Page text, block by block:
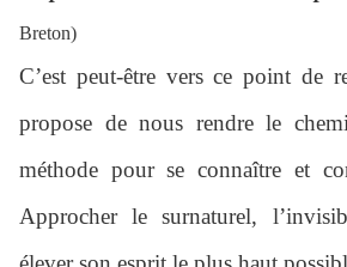
Breton)
C’est peut-être vers ce point de
propose de nous rendre le
méthode pour se connaître et
Approcher le surnaturel,